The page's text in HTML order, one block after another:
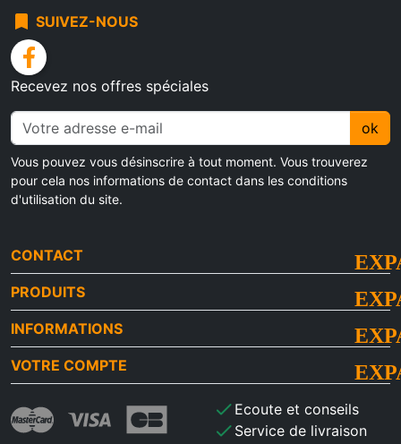
bookmark SUIVEZ-NOUS
facebook
Recevez nos offres spéciales
ok
Vous pouvez vous désinscrire à tout moment. Vous trouverez
pour cela nos informations de contact dans les conditions
d'utilisation du site.
CONTACT
PRODUITS
INFORMATIONS
VOTRE COMPTE
check Ecoute et conseils
check Service de livraison